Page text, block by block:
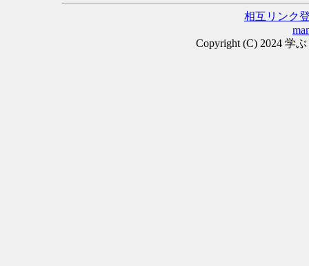
相互リンク
Copyright (C) 2024 学